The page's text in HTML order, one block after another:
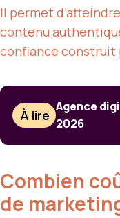
Il permet
contenu
confiance construit
À lire
Agence
2026
Combien
de